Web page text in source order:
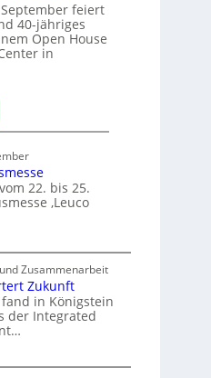
feiert
40-jähriges
Open House
in
22. bis 25.
‚Leuco
Zusammenarbeit
Zukunft
in Königstein
der Integrated